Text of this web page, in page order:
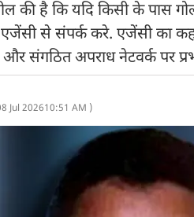
है कि यदि किसी के पास
एजेंसी से संपर्क करे. एजेंसी का
संगठित अपराध नेटवर्क पर
Jul 202610:51 AM )